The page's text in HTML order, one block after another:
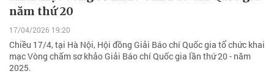
năm thứ 20
17/04/2026 19:20
Chiều 17/4, tại Hà Nội, Hội đồng Giải Báo chí Quốc gia tổ chức khai
mạc Vòng chấm sơ khảo Giải Báo chí Quốc gia lần thứ 20 - năm
2025.